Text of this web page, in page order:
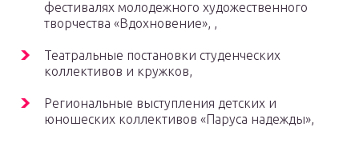
фестивалях молодежного художественного
творчества «Вдохновение», ,
Театральные постановки студенческих
коллективов и кружков,
Региональные выступления детских и
юношеских коллективов «Паруса надежды»,